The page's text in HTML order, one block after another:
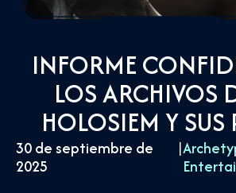
INFORME
LOS ARCHIVOS
HOLOSIEM Y SUS
30 de septiembre de
2025
|